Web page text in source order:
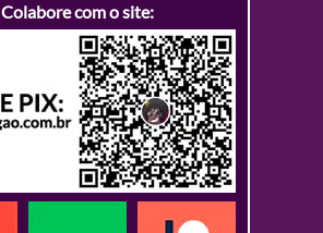
Colabore com o site: